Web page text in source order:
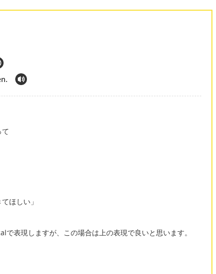
ほしい」
表現しますが、この場合は上の表現で良いと思います。